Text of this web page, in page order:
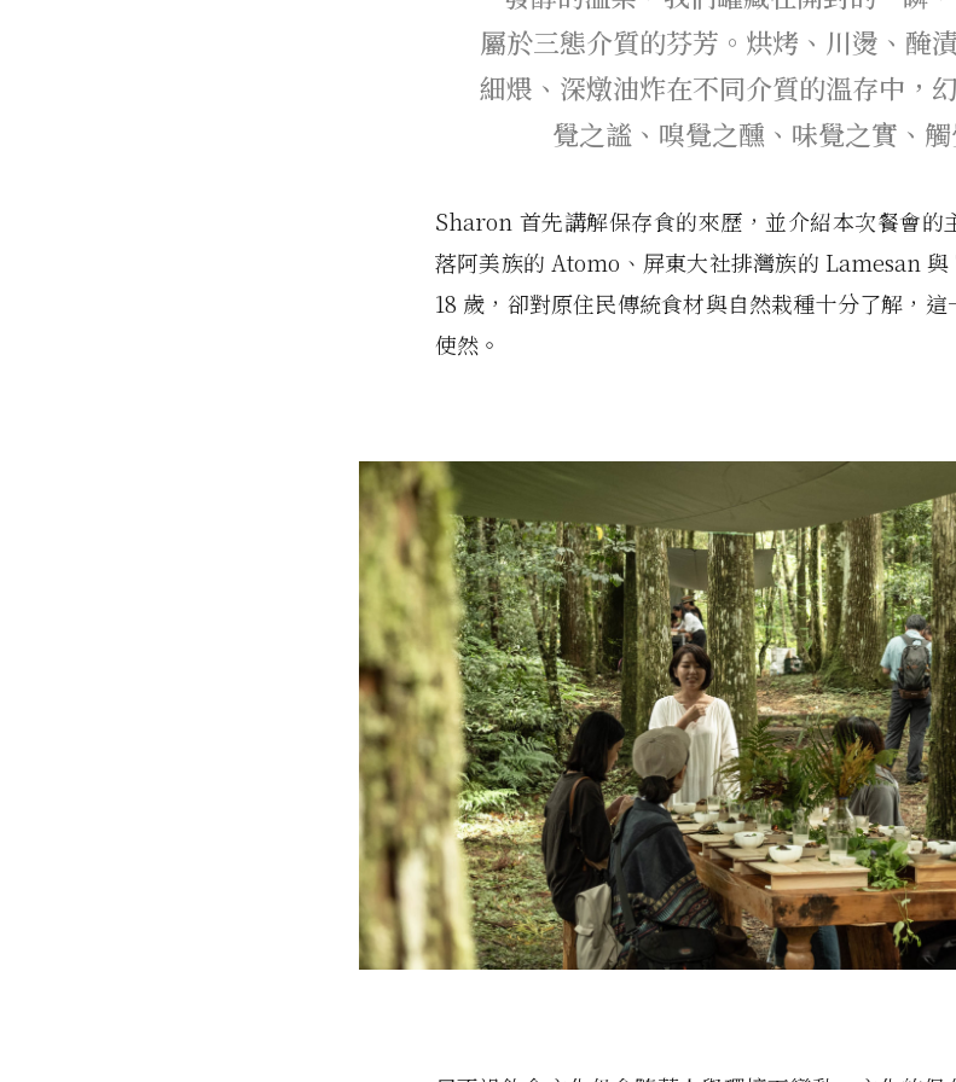
屬於三態介質的芬芳。烘烤、川燙、醃
細煨、深燉油炸在不同介質的溫存中，
覺之謐、嗅覺之醺、味覺之實、
Sharon 首先講解保存食的來歷，並介紹本次餐會的
落阿美族的 Atomo、屏東大社排灣族的 Lamesan
18 歲，卻對原住民傳統食材與自然栽種十分了解，
使然。